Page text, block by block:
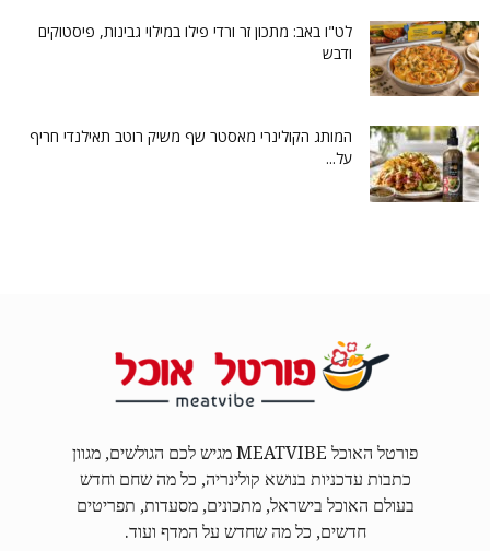
לט"ו באב: מתכון זר ורדי פילו במילוי גבינות, פיסטוקים
ודבש
המותג הקולינרי מאסטר שף משיק רוטב תאילנדי חריף
על...
פורטל האוכל MEATVIBE מגיש לכם הגולשים, מגוון
כתבות עדכניות בנושא קולינריה, כל מה שחם וחדש
בעולם האוכל בישראל, מתכונים, מסעדות, תפריטים
חדשים, כל מה שחדש על המדף ועוד.